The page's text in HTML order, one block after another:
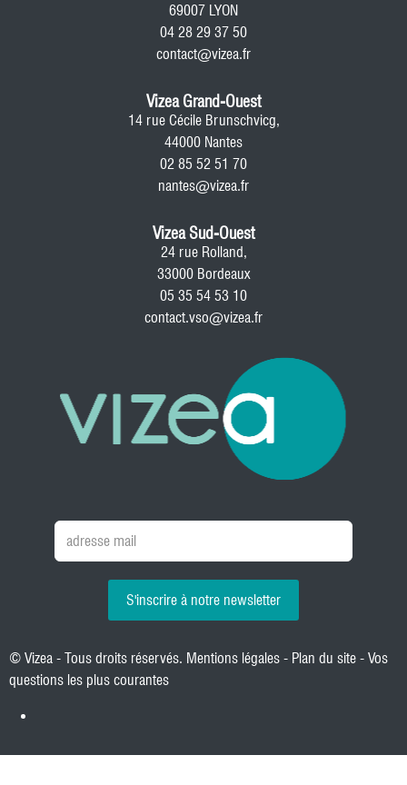
69007 LYON
04 28 29 37 50
contact@vizea.fr
Vizea Grand-Ouest
14 rue Cécile Brunschvicg,
44000 Nantes
02 85 52 51 70
nantes@vizea.fr
Vizea Sud-Ouest
24 rue Rolland,
33000 Bordeaux
05 35 54 53 10
contact.vso@vizea.fr
S'inscrire à notre newsletter
© Vizea - Tous droits réservés. Mentions légales - Plan du site - Vos
questions les plus courantes